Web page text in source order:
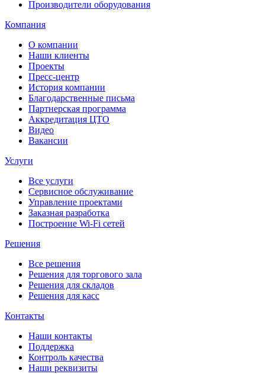
Производители оборудования
Компания
О компании
Наши клиенты
Проекты
Пресс-центр
История компании
Благодарственные письма
Партнерская программа
Аккредитация ЦТО
Видео
Вакансии
Услуги
Все услуги
Сервисное обслуживание
Управление проектами
Заказная разработка
Построение Wi-Fi сетей
Решения
Все решения
Решения для торгового зала
Решения для складов
Решения для касс
Контакты
Наши контакты
Поддержка
Контроль качества
Наши реквизиты